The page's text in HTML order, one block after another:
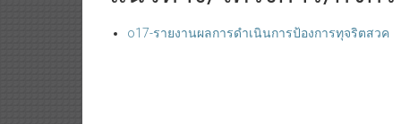
o17-รายงานผลการดำเนินการป้องการทุจริตสวค